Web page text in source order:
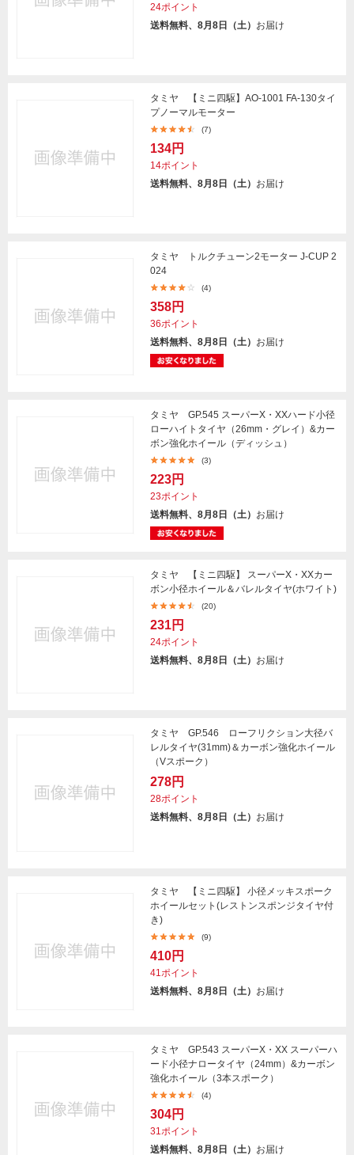
24ポイント
送料無料、8月8日（土） お届け
タミヤ 【ミニ四駆】AO-1001 FA-130タイ
プノーマルモーター
(7)
134円
14ポイント
送料無料、8月8日（土） お届け
タミヤ トルクチューン2モーター J-CUP 2
024
(4)
358円
36ポイント
送料無料、8月8日（土） お届け
タミヤ GP.545 スーパーX・XXハード小径
ローハイトタイヤ（26mm・グレイ）&カー
ボン強化ホイール（ディッシュ）
(3)
223円
23ポイント
送料無料、8月8日（土） お届け
タミヤ 【ミニ四駆】 スーパーX・XXカー
ボン小径ホイール＆バレルタイヤ(ホワイト)
(20)
231円
24ポイント
送料無料、8月8日（土） お届け
タミヤ GP.546 ローフリクション大径バ
レルタイヤ(31mm)＆カーボン強化ホイール
（Vスポーク）
278円
28ポイント
送料無料、8月8日（土） お届け
タミヤ 【ミニ四駆】 小径メッキスポーク
ホイールセット(レストンスポンジタイヤ付
き)
(9)
410円
41ポイント
送料無料、8月8日（土） お届け
タミヤ GP.543 スーパーX・XX スーパーハ
ード小径ナロータイヤ（24mm）&カーボン
強化ホイール（3本スポーク）
(4)
304円
31ポイント
送料無料、8月8日（土） お届け